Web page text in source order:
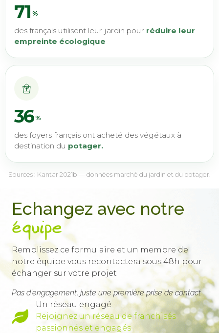
71 %
des français utilisent leur jardin pour réduire leur
empreinte écologique
36 %
des foyers français ont acheté des végétaux à
destination du potager.
Sources : Kantar 2021b — données marché du jardin et du potager.
Echangez avec notre
équipe
Remplissez ce formulaire et un membre de
notre équipe vous recontactera sous 48h pour
échanger sur votre projet
Pas d'engagement, juste une première prise de contact
Un réseau engagé
Rejoignez un réseau de franchisés
passionnés et engagés